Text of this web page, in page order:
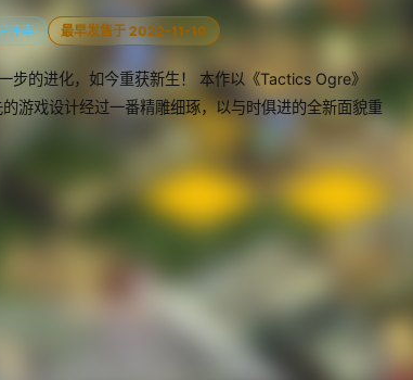
评率 最早发售于 2022-11-10
的进化，如今重获新生！ 本作以《Tactics Ogre》
游戏设计经过一番精雕细琢，以与时俱进的全新面貌重